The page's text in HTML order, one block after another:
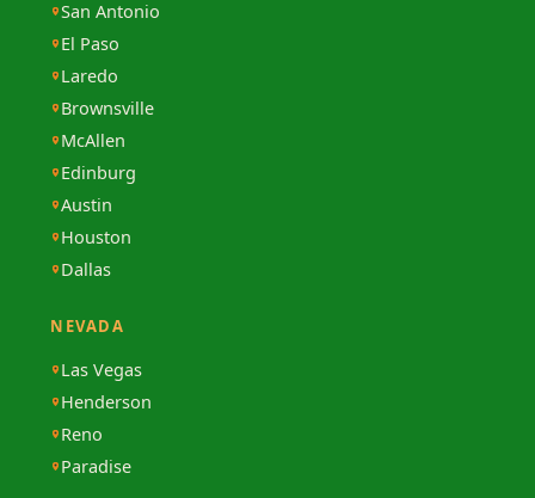
San Antonio
El Paso
Laredo
Brownsville
McAllen
Edinburg
Austin
Houston
Dallas
NEVADA
Las Vegas
Henderson
Reno
Paradise